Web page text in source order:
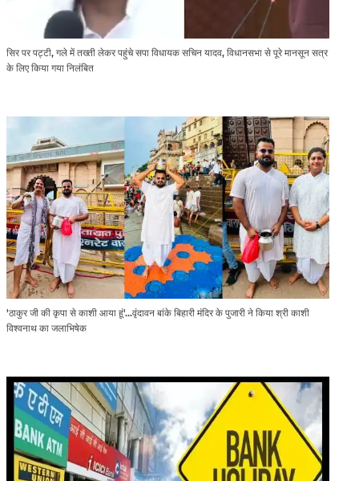
सिर पर पट्टी, गले में तख्ती लेकर पहुंचे सपा विधायक सचिन यादव, विधानसभा से पूरे मानसून सत्र
के लिए किया गया निलंबित
'ठाकुर जी की कृपा से काशी आया हूं'...वृंदावन बांके बिहारी मंदिर के पुजारी ने किया श्री काशी
विश्वनाथ का जलाभिषेक